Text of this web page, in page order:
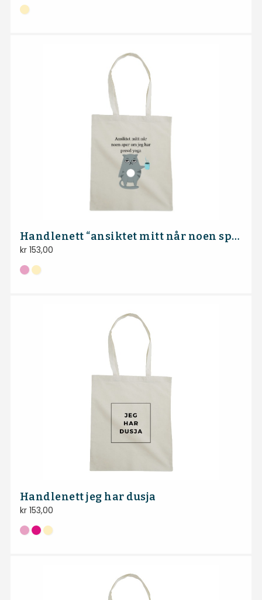
Handlenett “ansiktet mitt når noen spør om jeg har prøvd yoga”
kr153,00
Handlenett jeg har dusja
kr153,00